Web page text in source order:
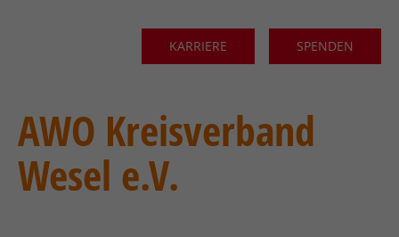
KARRIERE SPENDEN
AWO Kreisverband
Wesel e.V.